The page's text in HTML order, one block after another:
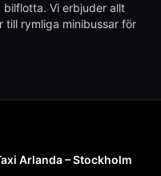
bilflotta. Vi erbjuder allt
till rymliga minibussar för
Arlanda – Stockholm